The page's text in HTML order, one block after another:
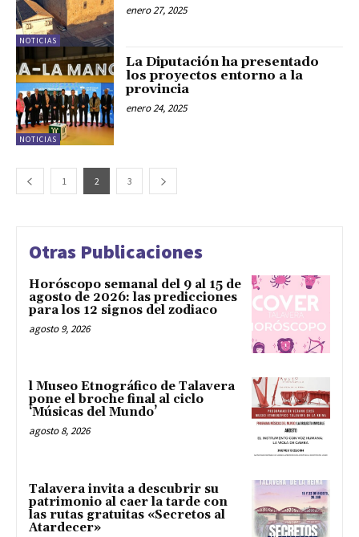
NOTICIAS
enero 27, 2025
NOTICIAS
La Diputación ha presentado
los proyectos entorno a la
provincia
enero 24, 2025
1 2 3
Otras Publicaciones
Horóscopo semanal del 9 al 15 de
agosto de 2026: las predicciones
para los 12 signos del zodiaco
agosto 9, 2026
l Museo Etnográfico de Talavera
pone el broche final al ciclo
‘Músicas del Mundo’
agosto 8, 2026
Talavera invita a descubrir su
patrimonio al caer la tarde con
las rutas gratuitas «Secretos al
Atardecer»